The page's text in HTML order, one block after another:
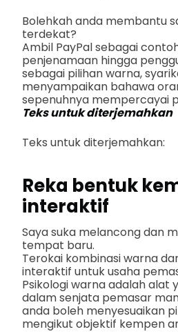
Bolehkah anda membantu
terdekat?
Ambil PayPal sebagai
penjenamaan hingga
sebagai pilihan warna,
menyampaikan bahawa
sepenuhnya mempercayai
Teks untuk diterjemahkan
Teks untuk diterjemahkan:
Reka bentuk
interaktif
Saya suka melancong dan
tempat baru.
Terokai kombinasi warna
interaktif untuk usaha
Psikologi warna adalah alat
dalam senjata pemasar
anda boleh menyesuaikan
mengikut objektif kempen